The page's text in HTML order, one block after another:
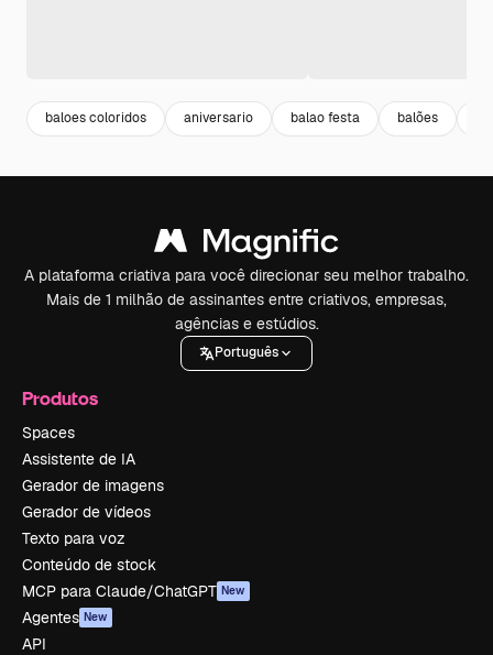
baloes coloridos aniversario balao festa balões
A plataforma criativa para você direcionar seu melhor trabalho.
Mais de 1 milhão de assinantes entre criativos, empresas,
agências e estúdios.
Português
Produtos
Spaces
Assistente de IA
Gerador de imagens
Gerador de vídeos
Texto para voz
Conteúdo de stock
MCP para Claude/ChatGPT New
Agentes New
API